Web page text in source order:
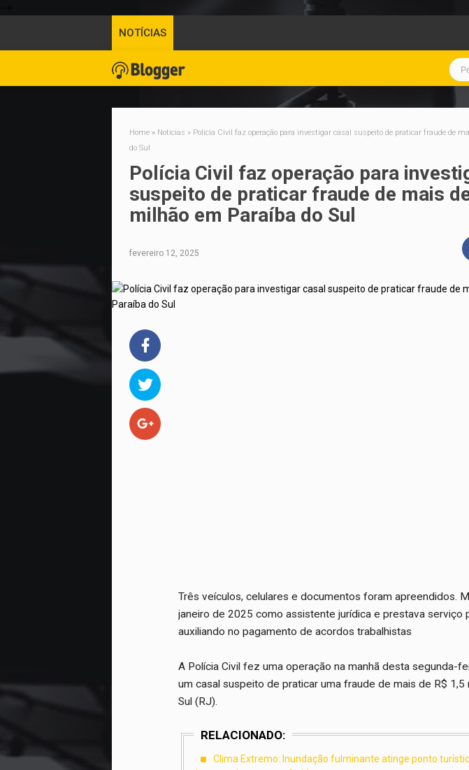
NOTÍCIAS
Home » Noticias » Polícia Civil faz operação para investigar casal suspeito de praticar fraude de
do Sul
Polícia Civil faz operação para
suspeito de praticar fraude de mais
milhão em Paraíba do Sul
fevereiro 12, 2025
Três veículos, celulares e documentos foram apreendidos.
janeiro de 2025 como assistente jurídica e prestava serviço
auxiliando no pagamento de acordos trabalhistas
A Polícia Civil fez uma operação na manhã desta segunda-
um casal suspeito de praticar uma fraude de mais de R$ 1,5
Sul (RJ).
RELACIONADO:
Clima Extremo: Inundação fulminante atinge ponto